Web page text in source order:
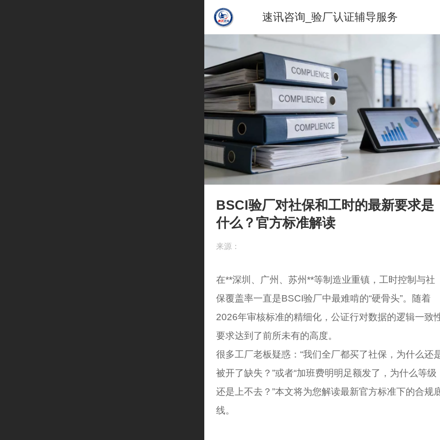
速讯咨询_验厂认证辅导服务
BSCI验厂对社保和工时的最新要求是
什么？官方标准解读
来源：
在**深圳、广州、苏州**等制造业重镇，工时控制与社
保覆盖率一直是BSCI验厂中最难啃的“硬骨头”。随着
2026年审核标准的精细化，公证行对数据的逻辑一致
要求达到了前所未有的高度。
很多工厂老板疑惑：“我们全厂都买了社保，为什么还
被开了缺失？”或者“加班费明明足额发了，为什么等级
还是上不去？”本文将为您解读最新官方标准下的合规
线。